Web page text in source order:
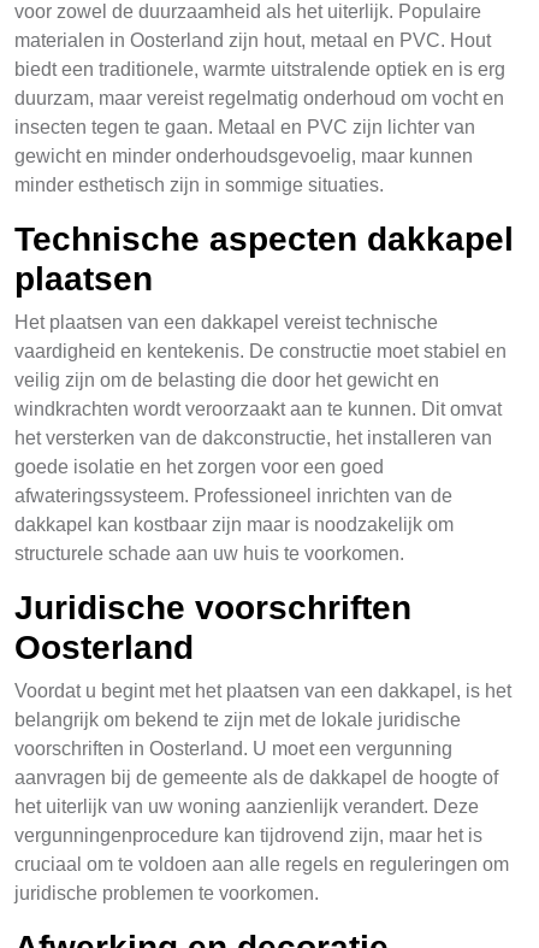
voor zowel de duurzaamheid als het uiterlijk. Populaire
materialen in Oosterland zijn hout, metaal en PVC. Hout
biedt een traditionele, warmte uitstralende optiek en is erg
duurzam, maar vereist regelmatig onderhoud om vocht en
insecten tegen te gaan. Metaal en PVC zijn lichter van
gewicht en minder onderhoudsgevoelig, maar kunnen
minder esthetisch zijn in sommige situaties.
Technische aspecten dakkapel
plaatsen
Het plaatsen van een dakkapel vereist technische
vaardigheid en kentekenis. De constructie moet stabiel en
veilig zijn om de belasting die door het gewicht en
windkrachten wordt veroorzaakt aan te kunnen. Dit omvat
het versterken van de dakconstructie, het installeren van
goede isolatie en het zorgen voor een goed
afwateringssysteem. Professioneel inrichten van de
dakkapel kan kostbaar zijn maar is noodzakelijk om
structurele schade aan uw huis te voorkomen.
Juridische voorschriften
Oosterland
Voordat u begint met het plaatsen van een dakkapel, is het
belangrijk om bekend te zijn met de lokale juridische
voorschriften in Oosterland. U moet een vergunning
aanvragen bij de gemeente als de dakkapel de hoogte of
het uiterlijk van uw woning aanzienlijk verandert. Deze
vergunningenprocedure kan tijdrovend zijn, maar het is
cruciaal om te voldoen aan alle regels en reguleringen om
juridische problemen te voorkomen.